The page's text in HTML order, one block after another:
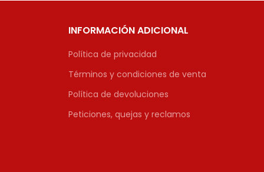
INFORMACIÓN ADICIONAL
Política de privacidad
Términos y condiciones de venta
Política de devoluciones
Peticiones, quejas y reclamos